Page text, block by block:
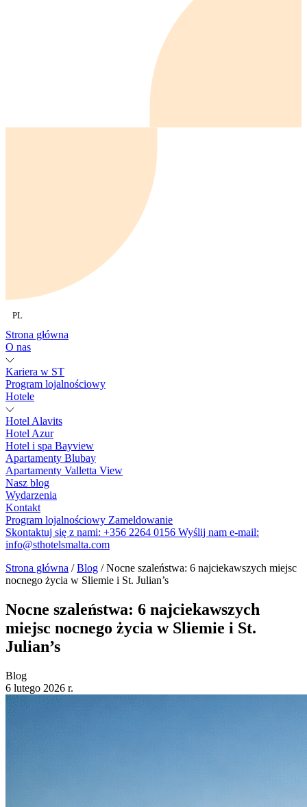
PL
Strona główna
O nas
Kariera w ST
Program lojalnościowy
Hotele
Hotel Alavits
Hotel Azur
Hotel i spa Bayview
Apartamenty Blubay
Apartamenty Valletta View
Nasz blog
Wydarzenia
Kontakt
Program lojalnościowy Zameldowanie
Skontaktuj się z nami: +356 2264 0156 Wyślij nam e-mail:
info@sthotelsmalta.com
Strona główna /Blog /Nocne szaleństwa: 6 najciekawszych miejsc
nocnego życia w Sliemie i St. Julian’s
Nocne szaleństwa: 6 najciekawszych
miejsc nocnego życia w Sliemie i St.
Julian’s
Blog
6 lutego 2026 r.